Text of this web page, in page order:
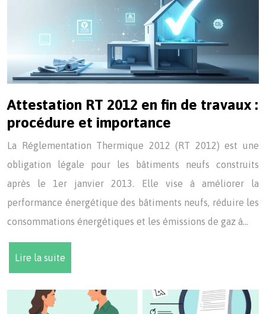
Attestation RT 2012 en fin de travaux :
procédure et importance
La Réglementation Thermique 2012 (RT 2012) est une
obligation légale pour les bâtiments neufs construits
après le 1er janvier 2013. Elle vise à améliorer la
performance énergétique des bâtiments neufs, réduire les
consommations énergétiques et les émissions de gaz à…
Lire la suite